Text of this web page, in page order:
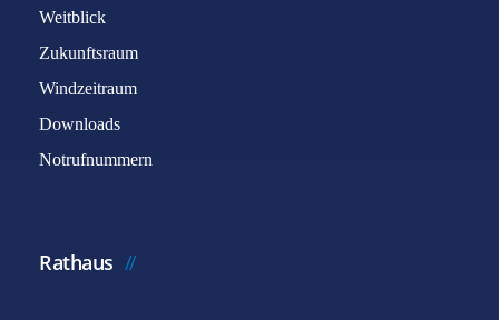
Weitblick
Zukunftsraum
Windzeitraum
Downloads
Notrufnummern
Rathaus